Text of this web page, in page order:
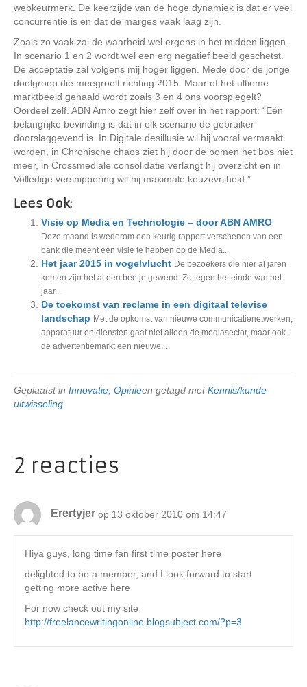
webkeurmerk. De keerzijde van de hoge dynamiek is dat er veel
concurrentie is en dat de marges vaak laag zijn.
Zoals zo vaak zal de waarheid wel ergens in het midden liggen.
In scenario 1 en 2 wordt wel een erg negatief beeld geschetst.
De acceptatie zal volgens mij hoger liggen. Mede door de jonge
doelgroep die meegroeit richting 2015. Maar of het ultieme
marktbeeld gehaald wordt zoals 3 en 4 ons voorspiegelt?
Oordeel zelf. ABN Amro zegt hier zelf over in het rapport: “Eén
belangrijke bevinding is dat in elk scenario de gebruiker
doorslaggevend is. In Digitale desillusie wil hij vooral vermaakt
worden, in Chronische chaos ziet hij door de bomen het bos niet
meer, in Crossmediale consolidatie verlangt hij overzicht en in
Volledige versnippering wil hij maximale keuzevrijheid.”
Lees Ook:
Visie op Media en Technologie – door ABN AMRO
Deze maand is wederom een keurig rapport verschenen van een
bank die meent een visie te hebben op de Media...
Het jaar 2015 in vogelvlucht De bezoekers die hier al jaren
komen zijn het al een beetje gewend. Zo tegen het einde van het
jaar...
De toekomst van reclame in een digitaal televise
landschap Met de opkomst van nieuwe communicatienetwerken,
apparatuur en diensten gaat niet alleen de mediasector, maar ook
de advertentiemarkt een nieuwe...
Geplaatst in Innovatie Opinieen getagd metKennis/kunde
uitwisseling
2 reacties
Erertyjer op 13 oktober 2010 om 14:47
Hiya guys, long time fan first time poster here
delighted to be a member, and I look forward to start
getting more active here
For now check out my site
http://freelancewritingonline.blogsubject.com/?p=3